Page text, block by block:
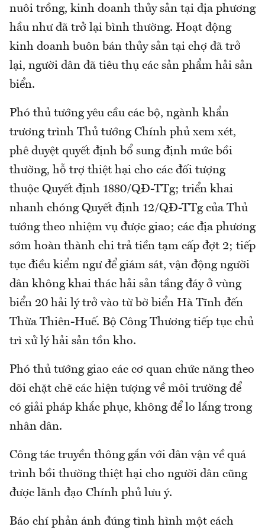
nuôi trồng, kinh doanh thủy sản tại địa phương
hầu như đã trở lại bình thường. Hoạt động
kinh doanh buôn bán thủy sản tại chợ đã trở
lại, người dân đã tiêu thụ các sản phẩm hải sản
biển.
Phó thủ tướng yêu cầu các bộ, ngành khẩn
trương trình Thủ tướng Chính phủ xem xét,
phê duyệt quyết định bổ sung định mức bồi
thường, hỗ trợ thiệt hại cho các đối tượng
thuộc Quyết định 1880/QĐ-TTg; triển khai
nhanh chóng Quyết định 12/QĐ-TTg của Thủ
tướng theo nhiệm vụ được giao; các địa phương
sớm hoàn thành chi trả tiền tạm cấp đợt 2; tiếp
tục điều kiểm ngư để giám sát, vận động người
dân không khai thác hải sản tầng đáy ở vùng
biển 20 hải lý trở vào từ bờ biển Hà Tĩnh đến
Thừa Thiên-Huế. Bộ Công Thương tiếp tục chủ
trì xử lý hải sản tồn kho.
Phó thủ tướng giao các cơ quan chức năng theo
dõi chặt chẽ các hiện tượng về môi trường để
có giải pháp khắc phục, không để lo lắng trong
nhân dân.
Công tác truyền thông gắn với dân vận về quá
trình bồi thường thiệt hại cho người dân cũng
được lãnh đạo Chính phủ lưu ý.
Báo chí phản ánh đúng tình hình một cách